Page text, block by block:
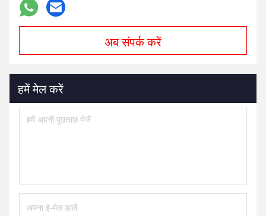
अब संपर्क करें
हमें मेल करें